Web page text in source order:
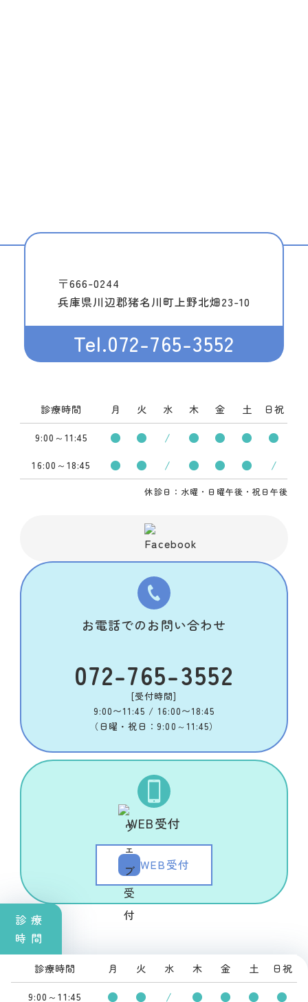
〒666-0244
兵庫県川辺郡猪名川町上野北畑23-10
Tel.072-765-3552
診療時間 月 火 水 木 金 土 日祝
9:00～11:45 ● ● / ● ● ● ●
16:00～18:45 ● ● / ● ● ● /
休診日：水曜・日曜午後・祝日午後
お電話でのお問い合わせ
072-765-3552
[受付時間]
9:00〜11:45 / 16:00〜18:45
（日曜・祝日：9:00～11:45）
WEB受付
WEB受付
診療
時間
診療時間 月 火 水 木 金 土 日祝
9:00～11:45 ● ● / ● ● ● ●